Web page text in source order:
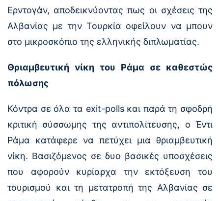
Ερντογάν, αποδεικνύοντας πως οι σχέσεις της
Αλβανίας με την Τουρκία οφείλουν να μπουν
στο μικροσκόπιο της ελληνικής διπλωματίας.
Θριαμβευτική νίκη του Ράμα σε καθεστώς
πόλωσης
Κόντρα σε όλα τα exit-polls και παρά τη σφοδρή
κριτική σύσσωμης της αντιπολίτευσης, ο Έντι
Ράμα κατάφερε να πετύχει μια θριαμβευτική
νίκη. Βασιζόμενος σε δυο βασικές υποσχέσεις
που αφορούν κυρίαρχα την εκτόξευση του
τουρισμού και τη μετατροπή της Αλβανίας σε